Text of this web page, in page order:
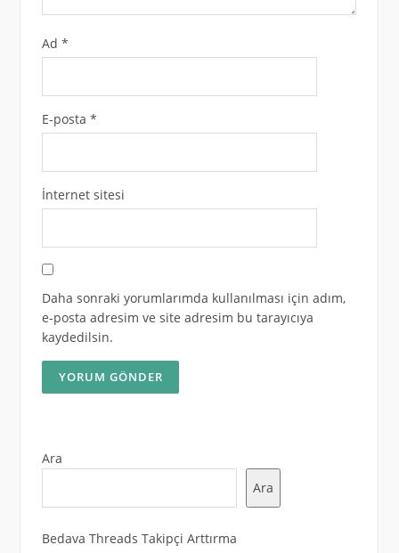
Ad *
E-posta *
İnternet sitesi
Daha sonraki yorumlarımda kullanılması için adım,
e-posta adresim ve site adresim bu tarayıcıya
kaydedilsin.
Ara
Ara
Bedava Threads Takipçi Arttırma